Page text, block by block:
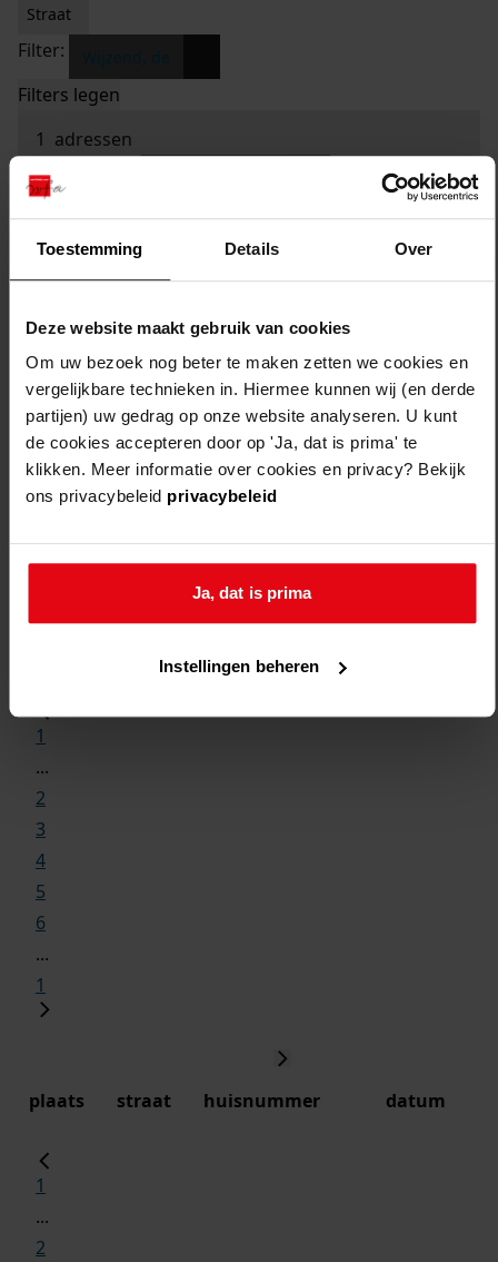
Toestemming Details Over
Deze website maakt gebruik van cookies
Om uw bezoek nog beter te maken zetten we cookies en
vergelijkbare technieken in. Hiermee kunnen wij (en derde
partijen) uw gedrag op onze website analyseren. U kunt
de cookies accepteren door op 'Ja, dat is prima' te
klikken. Meer informatie over cookies en privacy? Bekijk
ons privacybeleid privacybeleid
Ja, dat is prima
Instellingen beheren
Straat
Filter:
Filters legen
1 adressen
sorteren op:
1
...
2
3
4
5
6
...
1
plaats straat huisnummer datum
1
...
2